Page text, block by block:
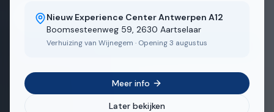
Nieuw Experience Center Antwerpen A12
Boomsesteenweg 59, 2630 Aartselaar
Verhuizing van Wijnegem · Opening 3 augustus
Meer info
Later bekijken
Ontdek ons aanbod
Bekijk realisaties